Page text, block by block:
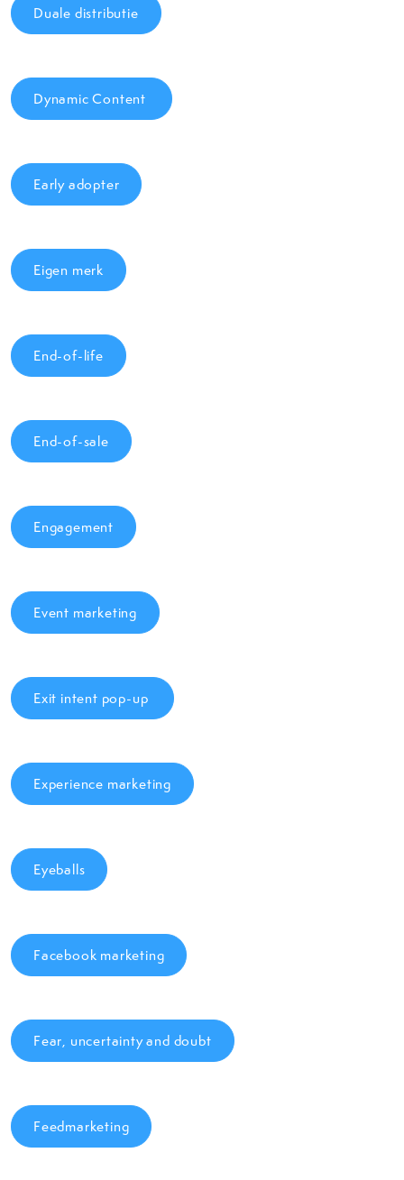
Duale distributie
Dynamic Content
Early adopter
Eigen merk
End-of-life
End-of-sale
Engagement
Event marketing
Exit intent pop-up
Experience marketing
Eyeballs
Facebook marketing
Fear, uncertainty and doubt
Feedmarketing